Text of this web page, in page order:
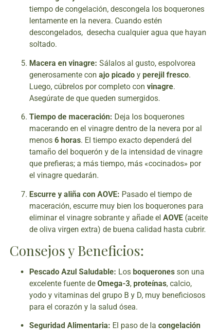
tiempo de congelación, descongela los boquerones
lentamente en la nevera. Cuando estén
descongelados, desecha cualquier agua que hayan
soltado.
Macera en vinagre: Sálalos al gusto, espolvorea
generosamente con ajo picado y perejil fresco.
Luego, cúbrelos por completo con vinagre.
Asegúrate de que queden sumergidos.
Tiempo de maceración: Deja los boquerones
macerando en el vinagre dentro de la nevera por al
menos 6 horas. El tiempo exacto dependerá del
tamaño del boquerón y de la intensidad de vinagre
que prefieras; a más tiempo, más «cocinados» por
el vinagre quedarán.
Escurre y aliña con AOVE: Pasado el tiempo de
maceración, escurre muy bien los boquerones para
eliminar el vinagre sobrante y añade el AOVE (aceite
de oliva virgen extra) de buena calidad hasta cubrir.
Consejos y Beneficios:
Pescado Azul Saludable: Los boquerones son una
excelente fuente de Omega-3, proteínas, calcio,
yodo y vitaminas del grupo B y D, muy beneficiosos
para el corazón y la salud ósea.
Seguridad Alimentaria: El paso de la congelación